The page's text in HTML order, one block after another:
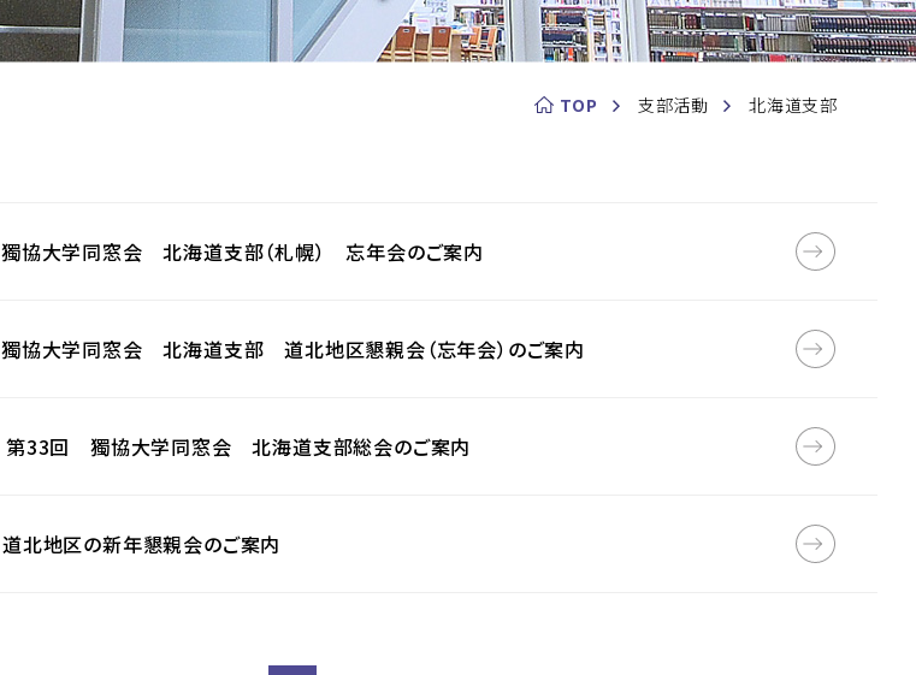
TOP 支部活動 北海道支部
獨協大学同窓会 北海道支部（札幌） 忘年会のご案内
獨協大学同窓会 北海道支部 道北地区懇親会（忘年会）のご案内
第33回 獨協大学同窓会 北海道支部総会のご案内
道北地区の新年懇親会のご案内